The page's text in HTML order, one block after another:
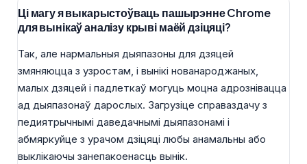
Ці магу я выкарыстоўваць пашырэнне Chrome
для вынікаў аналізу крыві маёй дзіцяці?
Так, але нармальныя дыяпазоны для дзяцей
змяняюцца з узростам, і вынікі нованароджаных,
малых дзяцей і падлеткаў могуць моцна адрознівацца
ад дыяпазонаў дарослых. Загрузіце справаздачу з
педиятрычнымі даведачнымі дыяпазонамі і
абмяркуйце з урачом дзіцяці любы анамальны або
выклікаючы занепакоенасць вынік.